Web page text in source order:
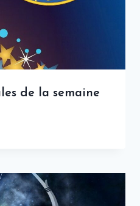
de la semaine